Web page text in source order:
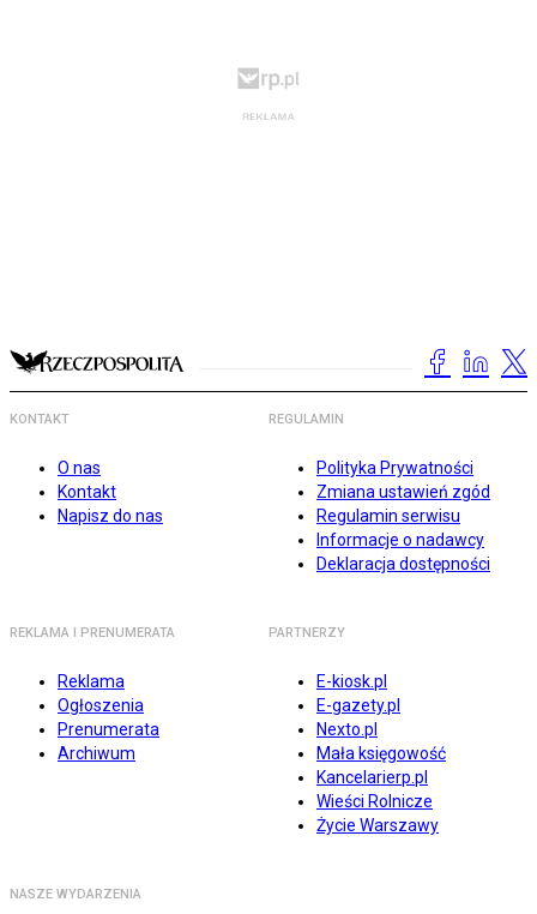
KONTAKT
O nas
Kontakt
Napisz do nas
REGULAMIN
Polityka Prywatności
Zmiana ustawień zgód
Regulamin serwisu
Informacje o nadawcy
Deklaracja dostępności
REKLAMA I PRENUMERATA
Reklama
Ogłoszenia
Prenumerata
Archiwum
PARTNERZY
E-kiosk.pl
E-gazety.pl
Nexto.pl
Mała księgowość
Kancelarierp.pl
Wieści Rolnicze
Życie Warszawy
NASZE WYDARZENIA